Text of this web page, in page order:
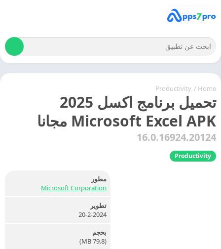
Home
/
Productivity
تحميل برنامج اكسل 2025
Microsoft Excel APK مجانا
16.0.16924.20124
Productivity
مطور
Microsoft Corporation
تطوير
20-2-2024
بحجم
(79.8 MB)